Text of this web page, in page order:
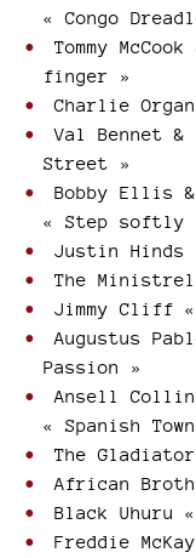
« Congo
Tommy
finger »
Charlie
Val Bennet &
Street »
Bobby Ellis &
« Step softly
Justin Hinds
The
Jimmy Cliff «
Augustus
Passion »
Ansell
« Spanish
The
African
Black Uhuru
Freddie